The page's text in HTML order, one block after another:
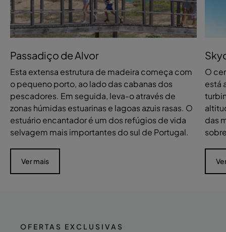
Passadiço de Alvor
Esta extensa estrutura de madeira começa com
o pequeno porto, ao lado das cabanas dos
pescadores. Em seguida, leva-o através de
zonas húmidas estuarinas e lagoas azuis rasas. O
estuário encantador é um dos refúgios de vida
selvagem mais importantes do sul de Portugal.
Ver mais
O
está
das
OFERTAS EXCLUSIVAS